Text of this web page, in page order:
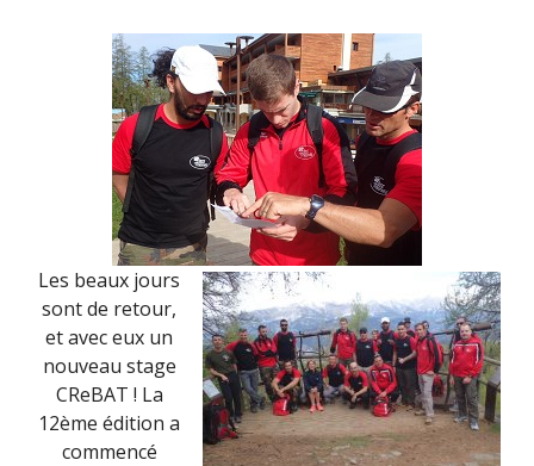
Les beaux jours
sont de retour,
et avec eux un
nouveau stage
CReBAT ! La
12ème édition a
commencé